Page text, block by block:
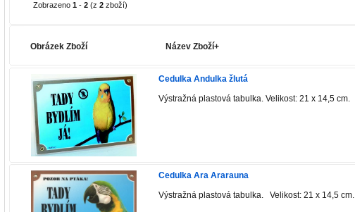
Zobrazeno 1 - 2 (z 2 zboží)
Obrázek Zboží Název Zboží+
Cedulka Andulka žlutá
Výstražná plastová tabulka. Velikost: 21 x 14,5 cm.
Cedulka Ara Ararauna
Výstražná plastová tabulka. Velikost: 21 x 14,5 cm.